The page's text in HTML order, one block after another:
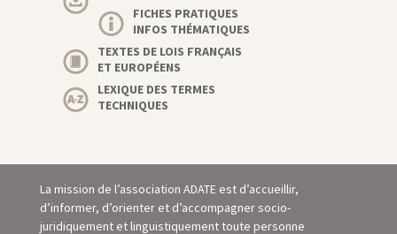
FICHES PRATIQUES
INFOS THÉMATIQUES
TEXTES DE LOIS FRANÇAIS
ET EUROPÉENS
LEXIQUE DES TERMES
TECHNIQUES
La mission de l’association ADATE est d’accueillir,
d’informer, d’orienter et d’accompagner socio-
juridiquement et linguistiquement toute personne